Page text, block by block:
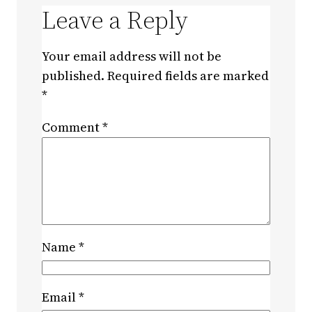
Leave a Reply
Your email address will not be
published. Required fields are marked
*
Comment*
Name *
Email*